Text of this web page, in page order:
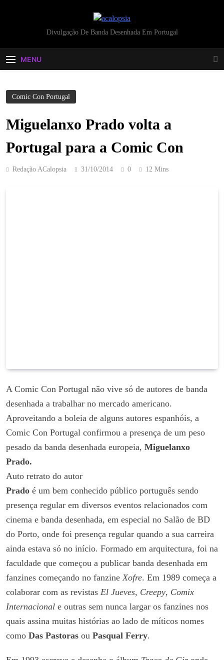
acalopsia
Divulgação De Banda Desenhada Em Portugal
MENU
Comic Con Portugal
Miguelanxo Prado volta a
Portugal para a Comic Con
Redação ACalopsia 31/10/2014 0 12 Mins
A Comic Con Portugal não vive só de autores de banda
desenhada a trabalhar no mercado americano.
Aproveitando a boleia de alguns autores espanhóis, a
Comic Con Portugal confirmou a presença de um peso
pesado da banda desenhada europeia, Miguelanxo
Prado.
Auto retrato do autor
Prado é um bem conhecido público português sendo
presença regular em diversos eventos relacionados com
cinema e banda desenhada, em especial no Salão de BD
do Porto, onde foi presença regular quando a sua carreira
ainda estava só no início. Formado em arquitectura, foi na
faculdade que começou a publicar banda desenhada em
fanzines começando no fanzine Xofre. Em 1989 começa a
colaborar com as revistas El Jueves, Creepy, Comix
Internacional e outras sem nunca largar os fanzines nos
quais assina muitas histórias ao lado de míticos nomes
como Das Pastoras ou Pasqual Ferry.